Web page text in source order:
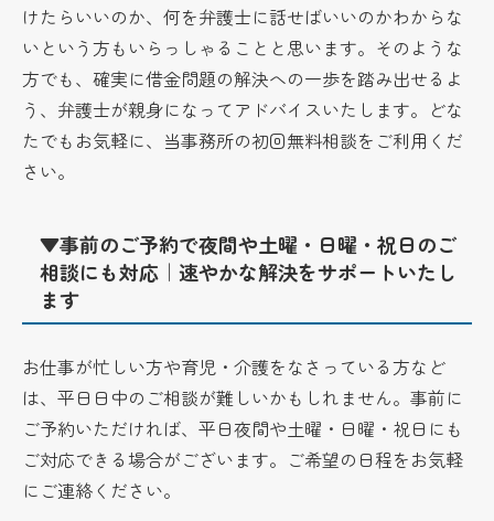
けたらいいのか、何を弁護士に話せばいいのかわからな
いという方もいらっしゃることと思います。そのような
方でも、確実に借金問題の解決への一歩を踏み出せるよ
う、弁護士が親身になってアドバイスいたします。どな
たでもお気軽に、当事務所の初回無料相談をご利用くだ
さい。
▼事前のご予約で夜間や土曜・日曜・祝日のご
相談にも対応｜速やかな解決をサポートいたし
ます
お仕事が忙しい方や育児・介護をなさっている方など
は、平日日中のご相談が難しいかもしれません。事前に
ご予約いただければ、平日夜間や土曜・日曜・祝日にも
ご対応できる場合がございます。ご希望の日程をお気軽
にご連絡ください。